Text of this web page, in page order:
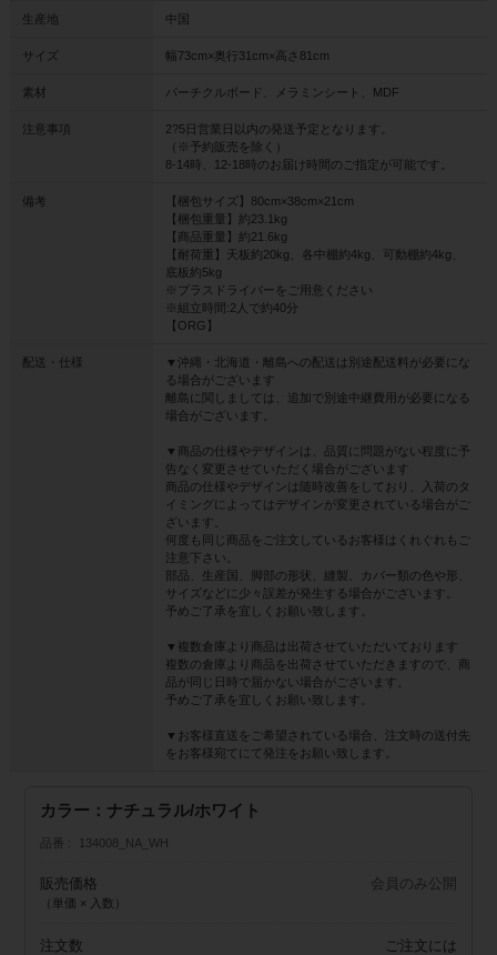
生産地 中国
サイズ 幅73cm×奥行31cm×高さ81cm
素材 パーチクルボード、メラミンシート、MDF
注意事項
2?5日営業日以内の発送予定となります。
（※予約販売を除く）
8-14時、12-18時のお届け時間のご指定が可能です。
備考
【梱包サイズ】80cm×38cm×21cm
【梱包重量】約23.1kg
【商品重量】約21.6kg
【耐荷重】天板約20kg、各中棚約4kg、可動棚約4kg、
底板約5kg
※プラスドライバーをご用意ください
※組立時間:2人で約40分
【ORG】
配送・仕様
▼沖縄・北海道・離島への配送は別途配送料が必要にな
る場合がございます
離島に関しましては、追加で別途中継費用が必要になる
場合がございます。
▼商品の仕様やデザインは、品質に問題がない程度に予
告なく変更させていただく場合がございます
商品の仕様やデザインは随時改善をしており、入荷のタ
イミングによってはデザインが変更されている場合がご
ざいます。
何度も同じ商品をご注文しているお客様はくれぐれもご
注意下さい。
部品、生産国、脚部の形状、縫製、カバー類の色や形、
サイズなどに少々誤差が発生する場合がございます。
予めご了承を宜しくお願い致します。
▼複数倉庫より商品は出荷させていただいております
複数の倉庫より商品を出荷させていただきますので、商
品が同じ日時で届かない場合がございます。
予めご了承を宜しくお願い致します。
▼お客様直送をご希望されている場合、注文時の送付先
をお客様宛てにて発注をお願い致します。
カラー：ナチュラル/ホワイト
品番 134008_NA_WH
販売価格
（単価 × 入数）
会員のみ公開
注文数
ご注文には